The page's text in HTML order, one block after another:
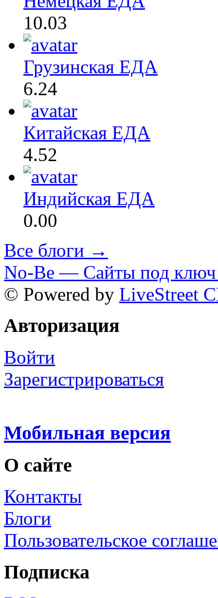
10.03
Грузинская ЕДА
6.24
Китайская ЕДА
4.52
Индийская ЕДА
0.00
Все блоги →
No-Be — Сайты под ключ
© Powered by LiveStreet
Авторизация
Войти
Зарегистрироваться
Мобильная версия
О сайте
Контакты
Блоги
Пользовательское
Подписка